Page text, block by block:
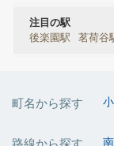
注目の駅
後楽園駅
茗荷谷
町名から探す
路線から探す